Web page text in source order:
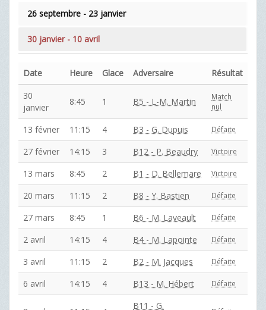
26 septembre - 23 janvier
30 janvier - 10 avril
Date Heure Glace Adversaire
Résultat
30
janvier
8:45 1 B5 - L-M. Martin
Match
nul
13 février 11:15 4 B3 - G. Dupuis Défaite
27 février 14:15 3 B12 - P. Beaudry Victoire
13 mars 8:45 2 B1 - D. Bellemare Victoire
20 mars 11:15 2 B8 - Y. Bastien Défaite
27 mars 8:45 1 B6 - M. Laveault Défaite
2 avril 14:15 4 B4 - M. Lapointe Défaite
3 avril 11:15 2 B2 - M. Jacques Défaite
6 avril 14:15 4 B13 - M. Hébert Défaite
B11 - G.